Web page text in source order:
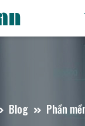
Blog Phần